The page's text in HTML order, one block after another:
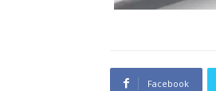
Facebook